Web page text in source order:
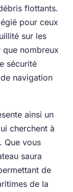
flottants.
pour ceux
sur les
que nombreux
sécurité
navigation
ainsi un
cherchent à
Que vous
saura
de
de la